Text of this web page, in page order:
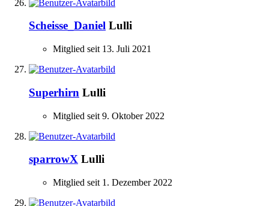
Scheisse_Daniel Lulli
Mitglied seit 13. Juli 2021
Superhirn Lulli
Mitglied seit 9. Oktober 2022
sparrowX Lulli
Mitglied seit 1. Dezember 2022